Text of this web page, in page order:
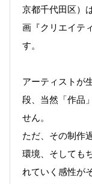
京都千代田区）
画『クリエイテ
す。
アーティストが
段、当然「作品
せん。
ただ、その制作
環境、そしても
れていく感性が